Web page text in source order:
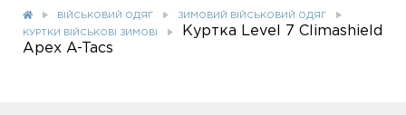
ВІЙСЬКОВИЙ ОДЯГ ЗИМОВИЙ ВІЙСЬКОВИЙ ОДЯГ
КУРТКИ ВІЙСЬКОВІ ЗИМОВІ
Куртка Level 7 Climashield
Apex A-Tacs